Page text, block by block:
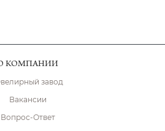
КОМПАНИИ
завод
Вакансии
Вопрос-Ответ